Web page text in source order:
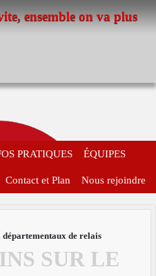
ensemble on va plus
PRATIQUES ÉQUIPES
Contact et Plan Nous rejoindre
de relais
SUR LE